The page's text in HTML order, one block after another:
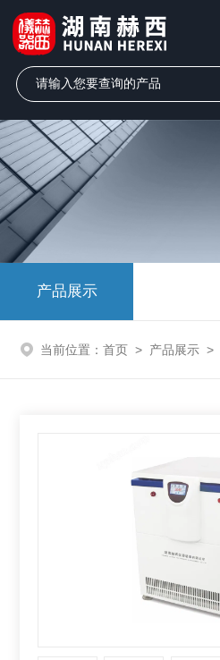
产品展示
当前位置： 首页 > 产品展示 >